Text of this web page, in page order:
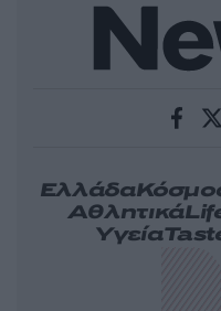
Ελλάδα
Αθλητικά
Υγεία